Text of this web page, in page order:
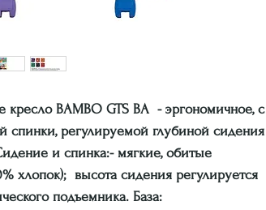
кресло BAMBO GTS BA - эргономичное, с
спинки, регулируемой глубиной сидения
и спинка:- мягкие, обитые
хлопок); высота сидения регулируется
подъемника. База: